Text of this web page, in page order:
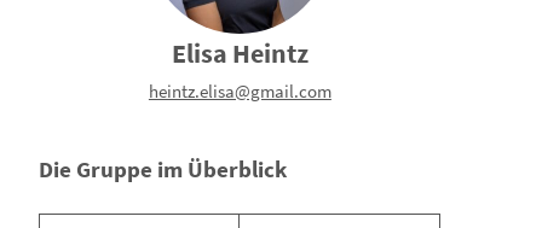
Elisa Heintz
heintz.elisa@gmail.com
Die Gruppe im Überblick